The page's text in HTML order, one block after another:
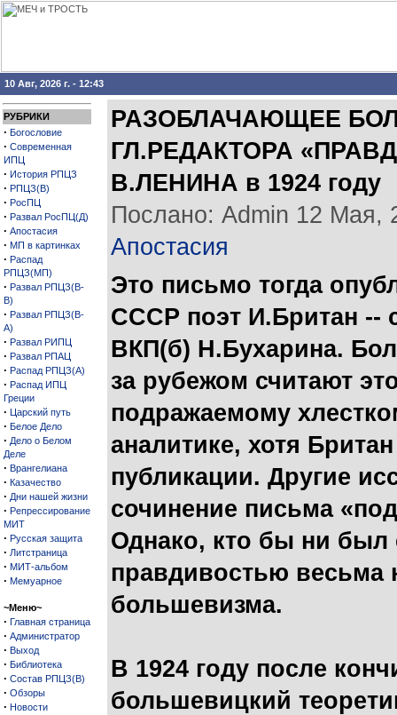
10 Авг, 2026 г. - 12:43
РУБРИКИ
· Богословие
· Современная
ИПЦ
· История РПЦЗ
· РПЦЗ(В)
· РосПЦ
· Развал РосПЦ(Д)
· Апостасия
· МП в картинках
· Распад
РПЦЗ(МП)
· Развал РПЦЗ(В-
В)
· Развал РПЦЗ(В-
А)
· Развал РИПЦ
· Развал РПАЦ
· Распад РПЦЗ(А)
· Распад ИПЦ
Греции
· Царский путь
· Белое Дело
· Дело о Белом
Деле
· Врангелиана
· Казачество
· Дни нашей жизни
· Репрессирование
МИТ
· Русская защита
· Литстраница
· МИТ-альбом
· Мемуарное
~Меню~
· Главная страница
· Администратор
· Выход
· Библиотека
· Состав РПЦЗ(В)
· Обзоры
· Новости
РАЗОБЛАЧАЮЩЕЕ
ГЛ.РЕДАКТОРА
В.ЛЕНИНА в 1924 году
Послано: Admin 12 Мая,
Апостасия
Это письмо тогда
СССР поэт И.Британ --
ВКП(б) Н.Бухарина.
за рубежом считают
подражаемому
аналитике, хотя
публикации. Другие
сочинение письма
Однако, кто бы ни был
правдивостью весьма
большевизма.
В 1924 году после
большевицкий